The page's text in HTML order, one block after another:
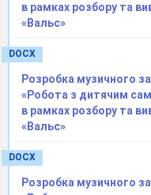
в рамках розбору та
«Вальс»
DOCX
Розробка музичного
«Робота з дитячим
в рамках розбору та
«Вальс»
DOCX
Розробка музичного